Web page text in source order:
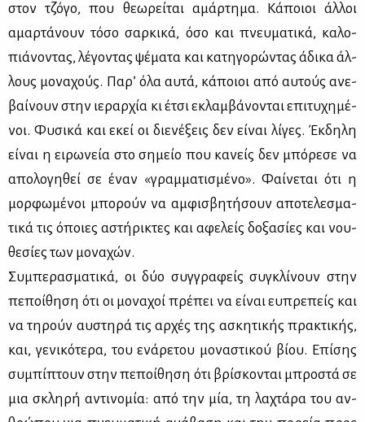
στον τζό­γο, που θε­ω­ρεί­ται αμάρ­τη­μα. Κά­ποιοι άλ­λοι
αμαρ­τά­νουν τό­σο σαρ­κι­κά, όσο και πνευ­μα­τι­κά, κα­λο­
πιά­νο­ντας, λέ­γο­ντας ψέ­μα­τα και κα­τη­γο­ρώ­ντας άδι­κα άλ­
λους μο­να­χούς. Πα­ρ’ όλα αυ­τά, κά­ποιοι από αυ­τούς ανε­
βαί­νουν στην ιε­ραρ­χία κι έτσι εκλαμ­βά­νο­νται επι­τυ­χη­μέ­
νοι. Φυ­σι­κά και εκεί οι διε­νέ­ξεις δεν εί­ναι λί­γες. Έκ­δη­λη
εί­ναι η ει­ρω­νεία στο ση­μείο που κα­νείς δεν μπό­ρε­σε να
απο­λο­γη­θεί σε έναν «γραμ­μα­τι­σμέ­νο». Φαί­νε­ται ότι η
μορ­φω­μέ­νοι μπο­ρούν να αμ­φι­σβη­τή­σουν απο­τε­λε­σμα­
τι­κά τις όποιες αστή­ρι­κτες και αφε­λείς δο­ξα­σί­ες και νου­
θε­σί­ες των μο­να­χών.
Συ­μπε­ρα­σμα­τι­κά, οι δύο συγ­γρα­φείς συ­γκλί­νουν στην
πε­ποί­θη­ση ότι οι μο­να­χοί πρέ­πει να εί­ναι ευ­πρε­πείς και
να τη­ρούν αυ­στη­ρά τις αρ­χές της ασκη­τι­κής πρα­κτι­κής,
και, γε­νι­κό­τε­ρα, του ενά­ρε­του μο­να­στι­κού βί­ου. Επί­σης
συ­μπί­πτουν στην πε­ποί­θη­ση ότι βρί­σκο­νται μπρο­στά σε
μια σκλη­ρή αντι­νο­μία: από την μία, τη λα­χτά­ρα του αν­